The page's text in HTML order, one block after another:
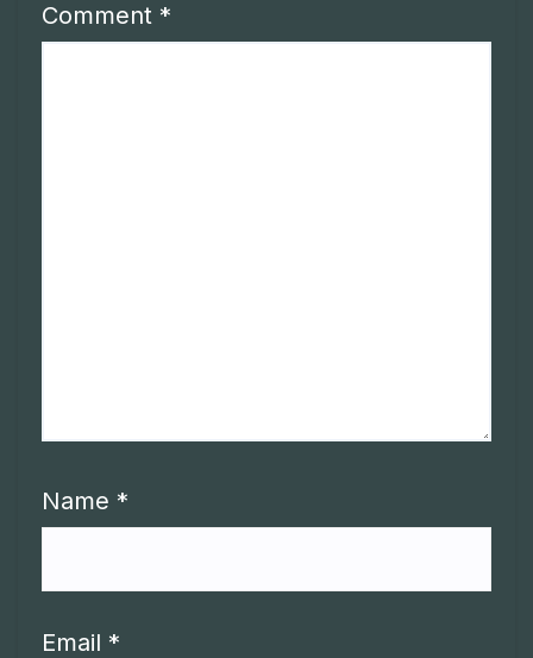
Comment *
Name *
Email *